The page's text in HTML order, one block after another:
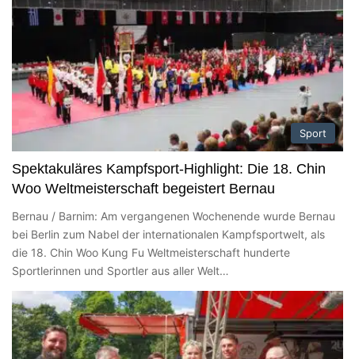
Sport
Spektakuläres Kampfsport-Highlight: Die 18. Chin
Woo Weltmeisterschaft begeistert Bernau
Bernau / Barnim: Am vergangenen Wochenende wurde Bernau
bei Berlin zum Nabel der internationalen Kampfsportwelt, als
die 18. Chin Woo Kung Fu Weltmeisterschaft hunderte
Sportlerinnen und Sportler aus aller Welt…